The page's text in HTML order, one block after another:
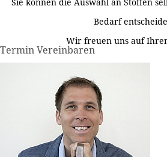
Sie können die Auswahl an Stoffen
Bedarf
Wir freuen uns auf
Termin Vereinbaren